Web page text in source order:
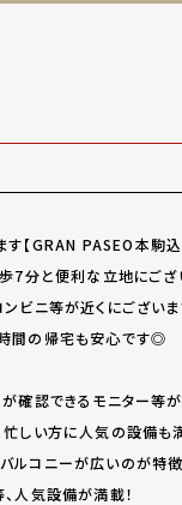
【GRAN PASEO本駒込
7分と便利な立地にござ
ビニ等が近くにござい
間の帰宅も安心です◎
確認できるモニター等
しい方に人気の設備も
ルコニーが広いのが特
人気設備が満載！